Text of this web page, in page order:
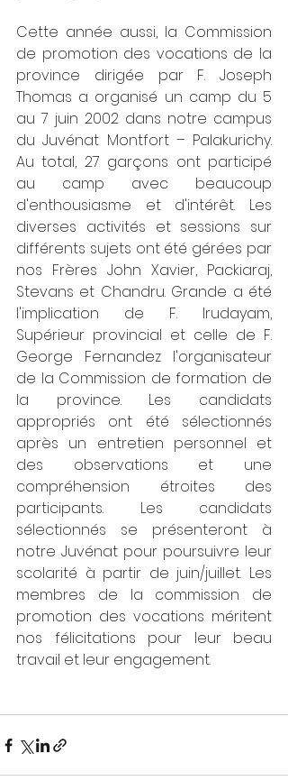
Cette année aussi, la Commission
de promotion des vocations de la
province dirigée par F. Joseph
Thomas a organisé un camp du 5
au 7 juin 2002 dans notre campus
du Juvénat Montfort – Palakurichy.
Au total, 27 garçons ont participé
au camp avec beaucoup
d'enthousiasme et d'intérêt. Les
diverses activités et sessions sur
différents sujets ont été gérées par
nos Frères John Xavier, Packiaraj,
Stevans et Chandru. Grande a été
l'implication de F. Irudayam,
Supérieur provincial et celle de F.
George Fernandez l'organisateur
de la Commission de formation de
la province. Les candidats
appropriés ont été sélectionnés
après un entretien personnel et
des observations et une
compréhension étroites des
participants. Les candidats
sélectionnés se présenteront à
notre Juvénat pour poursuivre leur
scolarité à partir de juin/juillet. Les
membres de la commission de
promotion des vocations méritent
nos félicitations pour leur beau
travail et leur engagement.